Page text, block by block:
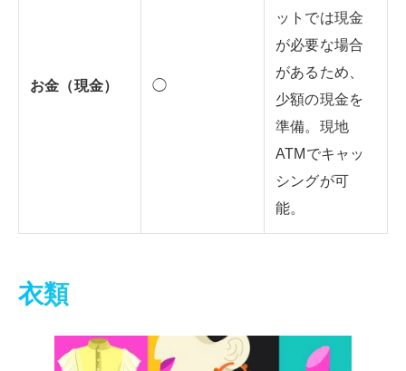
お金（現金） ◯
ットでは現金
が必要な場合
があるため、
少額の現金を
準備。現地
ATMでキャッ
シングが可
能。
衣類